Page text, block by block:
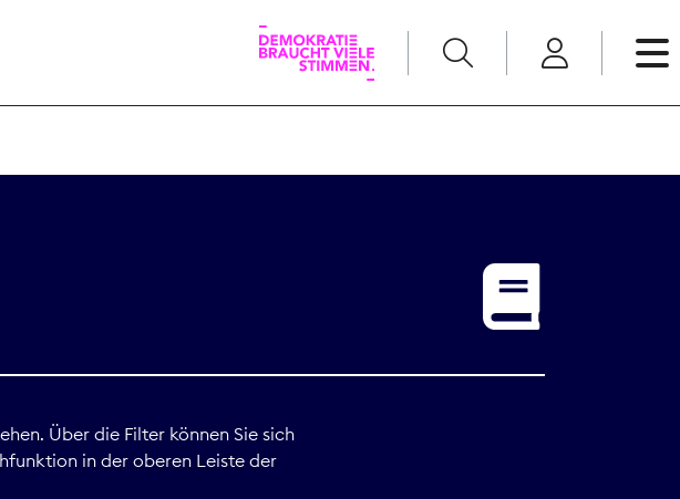
Print
Über die Filter können Sie sich
in der oberen Leiste der